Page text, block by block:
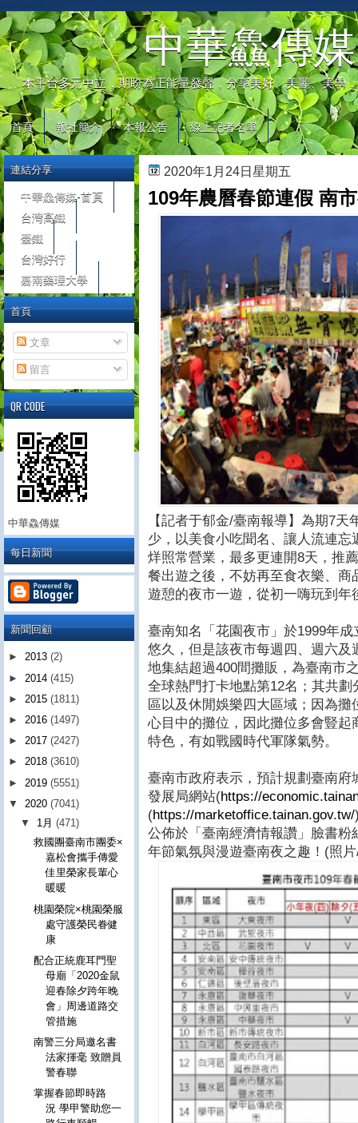
中華鱻傳媒
本平台多元中立，期盼為正能量發聲，分享美好、美麗、美學
首頁 報社簡介 本報公告 線上記者名單
2020年1月24日星期五
109年農曆春節連假 南
【記者于郁金/臺南報導】為期7
少，以美食小吃聞名、讓人流連
烊照常營業，最多更連開8天，推
餐出遊之後，不妨再至食衣樂、
遊憩的夜市一遊，從初一嗨玩到年
臺南知名「花園夜市」於1999年
悠久，但是該夜市每週四、週六
地集結超過400間攤販，為臺南市
全球熱門打卡地點第12名；其共
區以及休閒娛樂四大區域；因為
心目中的攤位，因此攤位多會豎
特色，有如戰國時代軍隊氣勢。
臺南市政府表示，預計規劃臺南
發展局網站(https://
(https://marketoffice.tainan.gov.tw/
公佈於「臺南經濟情報讚」臉書
年節氣氛與漫遊臺南夜之趣！(照
連結分享
中華鱻傳媒-首頁
台灣高鐵
臺鐵
台灣好行
嘉南藥理大學
首頁
文章
留言
QR CODE
中華鱻傳媒
每日新聞
新聞回顧
► 2013 (2)
► 2014 (415)
► 2015 (1811)
► 2016 (1497)
► 2017 (2427)
► 2018 (3610)
► 2019 (5551)
▼ 2020 (7041)
▼ 1月(471)
救國團臺南市團委×
嘉松會攜手傳愛
佳里榮家長輩心
暖暖
桃園榮院×桃園榮服
處守護榮民眷健
康
配合正統鹿耳門聖
母廟「2020金鼠
迎春除夕跨年晚
會」周邊道路交
管措施
南警三分局邀名書
法家揮毫 致贈員
警春聯
掌握春節即時路
況 學甲警助您一